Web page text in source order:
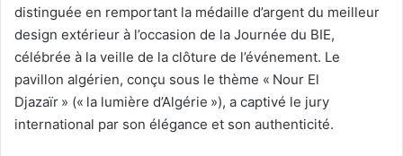
distinguée en remportant la médaille d’argent du meilleur
design extérieur à l’occasion de la Journée du BIE,
célébrée à la veille de la clôture de l’événement. Le
pavillon algérien, conçu sous le thème « Nour El
Djazaïr » (« la lumière d’Algérie »), a captivé le jury
international par son élégance et son authenticité.